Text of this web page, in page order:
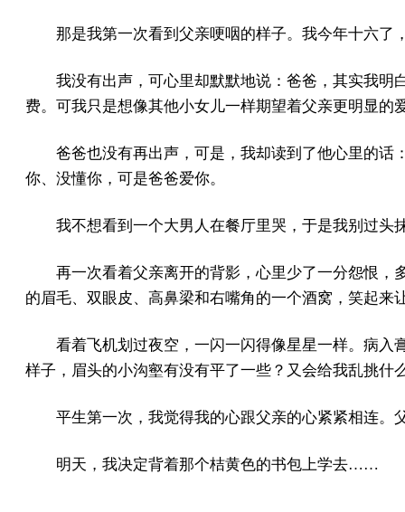
那是我第一次看到父亲哽咽的样子。我今年十六了
我没有出声，可心里却默默地说：爸爸，其实我明
费。可我只是想像其他小女儿一样期望着父亲更明显的
爸爸也没有再出声，可是，我却读到了他心里的话
你、没懂你，可是爸爸爱你。
我不想看到一个大男人在餐厅里哭，于是我别过头
再一次看着父亲离开的背影，心里少了一分怨恨，
的眉毛、双眼皮、高鼻梁和右嘴角的一个酒窝，笑起来
看着飞机划过夜空，一闪一闪得像星星一样。病入
样子，眉头的小沟壑有没有平了一些？又会给我乱挑什
平生第一次，我觉得我的心跟父亲的心紧紧相连。
明天，我决定背着那个桔黄色的书包上学去……